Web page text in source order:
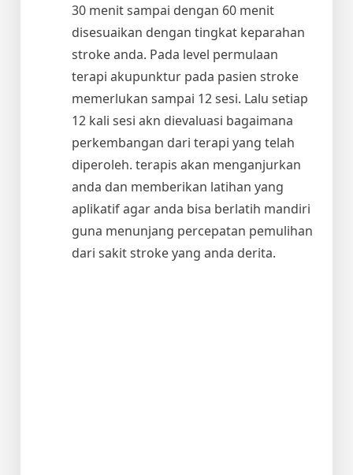
30 menit sampai dengan 60 menit
disesuaikan dengan tingkat keparahan
stroke anda. Pada level permulaan
terapi akupunktur pada pasien stroke
memerlukan sampai 12 sesi. Lalu setiap
12 kali sesi akn dievaluasi bagaimana
perkembangan dari terapi yang telah
diperoleh. terapis akan menganjurkan
anda dan memberikan latihan yang
aplikatif agar anda bisa berlatih mandiri
guna menunjang percepatan pemulihan
dari sakit stroke yang anda derita.